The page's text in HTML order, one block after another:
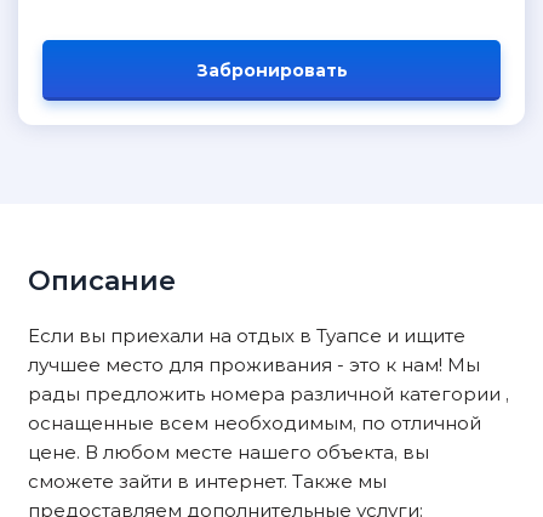
Забронировать
Описание
Если вы приехали на отдых в Туапсе и ищите
лучшее место для проживания - это к нам! Мы
рады предложить номера различной категории ,
оснащенные всем необходимым, по отличной
цене. В любом месте нашего объекта, вы
сможете зайти в интернет. Также мы
предоставляем дополнительные услуги: